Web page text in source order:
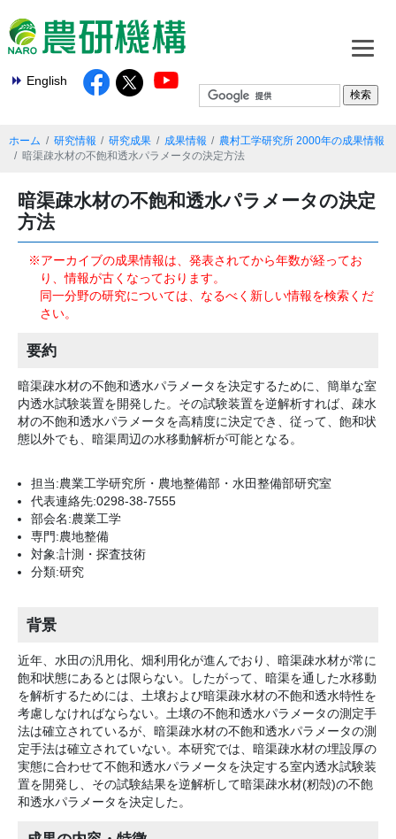
English
ホーム 研究情報 研究成果 成果情報
農村工学研究所 2000年の成果情報
暗渠疎水材の不飽和透水パラメータの決定方法
暗渠疎水材の不飽和透水パラメータの決定
方法
※アーカイブの成果情報は、発表されてから年数が経ってお
り、情報が古くなっております。
同一分野の研究については、なるべく新しい情報を検索くだ
さい。
要約
暗渠疎水材の不飽和透水パラメータを決定するために、簡単な室
内透水試験装置を開発した。その試験装置を逆解析すれば、疎水
材の不飽和透水パラメータを高精度に決定でき、従って、飽和状
態以外でも、暗渠周辺の水移動解析が可能となる。
担当:農業工学研究所・農地整備部・水田整備部研究室
代表連絡先:0298-38-7555
部会名:農業工学
専門:農地整備
対象:計測・探査技術
分類:研究
背景
近年、水田の汎用化、畑利用化が進んでおり、暗渠疎水材が常に
飽和状態にあるとは限らない。したがって、暗渠を通した水移動
を解析するためには、土壌および暗渠疎水材の不飽和透水特性を
考慮しなければならない。土壌の不飽和透水パラメータの測定手
法は確立されているが、暗渠疎水材の不飽和透水パラメータの測
定手法は確立されていない。本研究では、暗渠疎水材の埋設厚の
実態に合わせて不飽和透水パラメータを決定する室内透水試験装
置を開発し、その試験結果を逆解析して暗渠疎水材(籾殻)の不飽
和透水パラメータを決定した。